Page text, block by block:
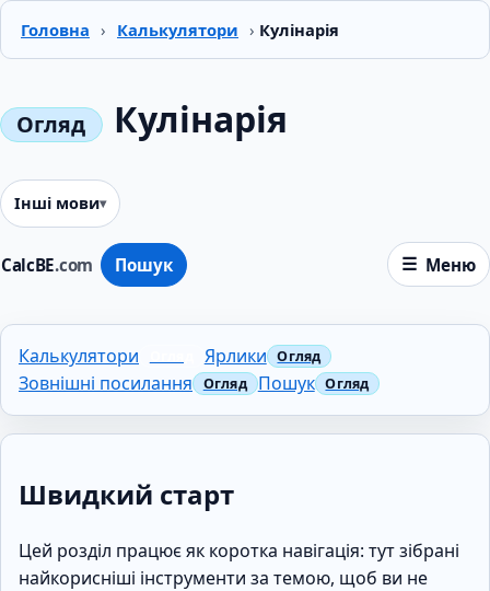
Головна › Калькулятори › Кулінарія
CalcBE.com Пошук Меню
Кулінарія
Інші мови
Калькулятори
Ярлики
Зовнішні посилання
Пошук
Швидкий старт
Цей розділ працює як коротка навігація: тут зібрані
найкорисніші інструменти за темою, щоб ви не